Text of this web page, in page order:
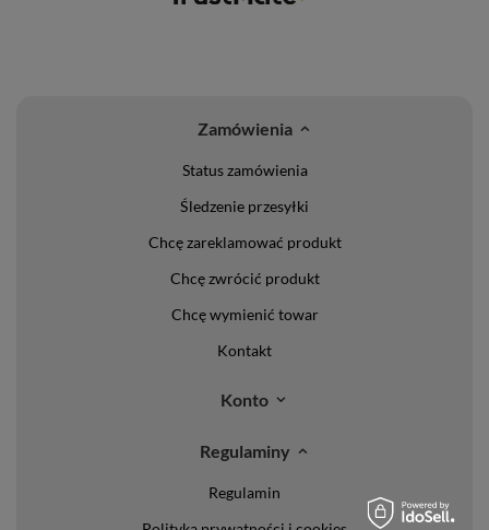
Zamówienia
Status zamówienia
Śledzenie przesyłki
Chcę zareklamować produkt
Chcę zwrócić produkt
Chcę wymienić towar
Kontakt
Konto
Regulaminy
Regulamin